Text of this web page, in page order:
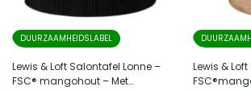
DUURZAAMHEIDSLABEL
Lewis & Loft Salontafel Lonne –
FSC® mangohout – Met
Lewis &